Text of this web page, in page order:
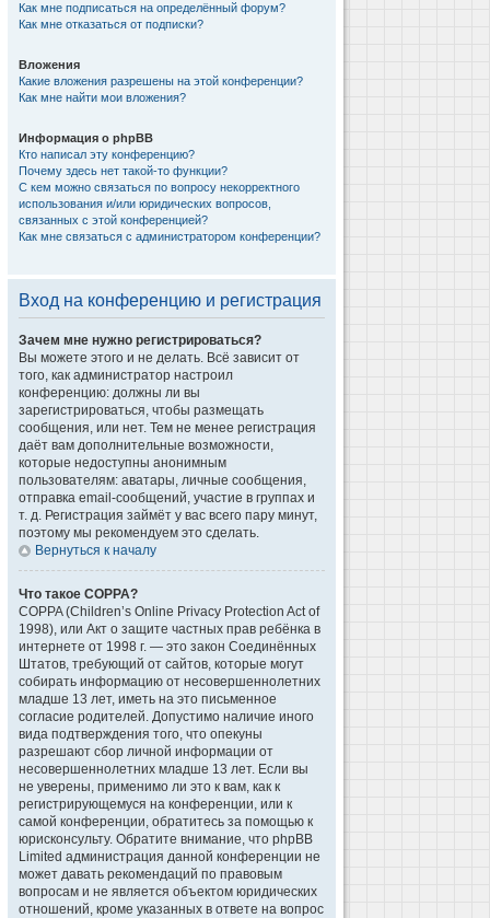
Как мне подписаться на определённый форум?
Как мне отказаться от подписки?
Вложения
Какие вложения разрешены на этой конференции?
Как мне найти мои вложения?
Информация о phpBB
Кто написал эту конференцию?
Почему здесь нет такой-то функции?
С кем можно связаться по вопросу некорректного
использования и/или юридических вопросов,
связанных с этой конференцией?
Как мне связаться с администратором конференции?
Вход на конференцию и регистрация
Зачем мне нужно регистрироваться?
Вы можете этого и не делать. Всё зависит от
того, как администратор настроил
конференцию: должны ли вы
зарегистрироваться, чтобы размещать
сообщения, или нет. Тем не менее регистрация
даёт вам дополнительные возможности,
которые недоступны анонимным
пользователям: аватары, личные сообщения,
отправка email-сообщений, участие в группах и
т. д. Регистрация займёт у вас всего пару минут,
поэтому мы рекомендуем это сделать.
Вернуться к началу
Что такое COPPA?
COPPA (Children’s Online Privacy Protection Act of
1998), или Акт о защите частных прав ребёнка в
интернете от 1998 г. — это закон Соединённых
Штатов, требующий от сайтов, которые могут
собирать информацию от несовершеннолетних
младше 13 лет, иметь на это письменное
согласие родителей. Допустимо наличие иного
вида подтверждения того, что опекуны
разрешают сбор личной информации от
несовершеннолетних младше 13 лет. Если вы
не уверены, применимо ли это к вам, как к
регистрирующемуся на конференции, или к
самой конференции, обратитесь за помощью к
юрисконсульту. Обратите внимание, что phpBB
Limited администрация данной конференции не
может давать рекомендаций по правовым
вопросам и не является объектом юридических
отношений, кроме указанных в ответе на вопрос